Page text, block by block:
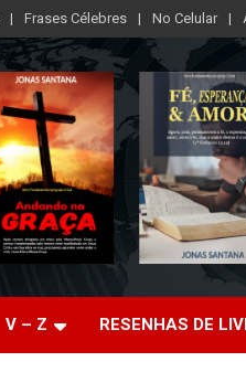
Frases Célebres No Celular
V – Z RESENHAS DE